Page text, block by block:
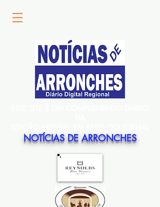
NOTÍCIAS DE ARRONCHES